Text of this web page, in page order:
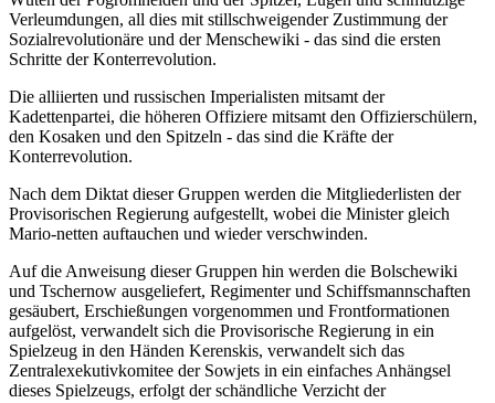
Verleumdungen, all dies mit stillschweigender Zustimmung der
Sozialrevolutionäre und der Menschewiki - das sind die ersten
Schritte der Konterrevolution.
Die alliierten und russischen Imperialisten mitsamt der
Kadettenpartei, die höheren Offiziere mitsamt den Offizierschülern,
den Kosaken und den Spitzeln - das sind die Kräfte der
Konterrevolution.
Nach dem Diktat dieser Gruppen werden die Mitgliederlisten der
Provisorischen Regierung aufgestellt, wobei die Minister gleich
Mario-netten auftauchen und wieder verschwinden.
Auf die Anweisung dieser Gruppen hin werden die Bolschewiki
und Tschernow ausgeliefert, Regimenter und Schiffsmannschaften
gesäubert, Erschießungen vorgenommen und Frontformationen
aufgelöst, verwandelt sich die Provisorische Regierung in ein
Spielzeug in den Händen Kerenskis, verwandelt sich das
Zentralexekutivkomitee der Sowjets in ein einfaches Anhängsel
dieses Spielzeugs, erfolgt der schändliche Verzicht der